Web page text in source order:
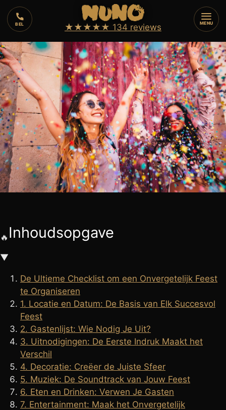
BEL ★★★★★ 134 reviews MENU
🧘FAKIRSHOW
4 min ⚡
7
augustus 2026
🔥 Inhoudsopgave
▼
De Ultieme Checklist om een Onvergetelijk Feest
te Organiseren
1. Locatie en Datum: De Basis van Elk Succesvol
Feest
2. Gastenlijst: Wie Nodig Je Uit?
3. Uitnodigingen: De Eerste Indruk Maakt het
Verschil
4. Decoratie: Creëer de Juiste Sfeer
5. Muziek: De Soundtrack van Jouw Feest
6. Eten en Drinken: Verwen Je Gasten
7. Entertainment: Maak het Onvergetelijk